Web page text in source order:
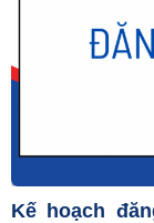
Kế hoạch